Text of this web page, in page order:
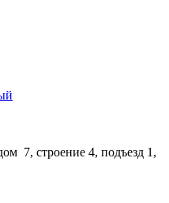
7, строение 4, подъезд 1,